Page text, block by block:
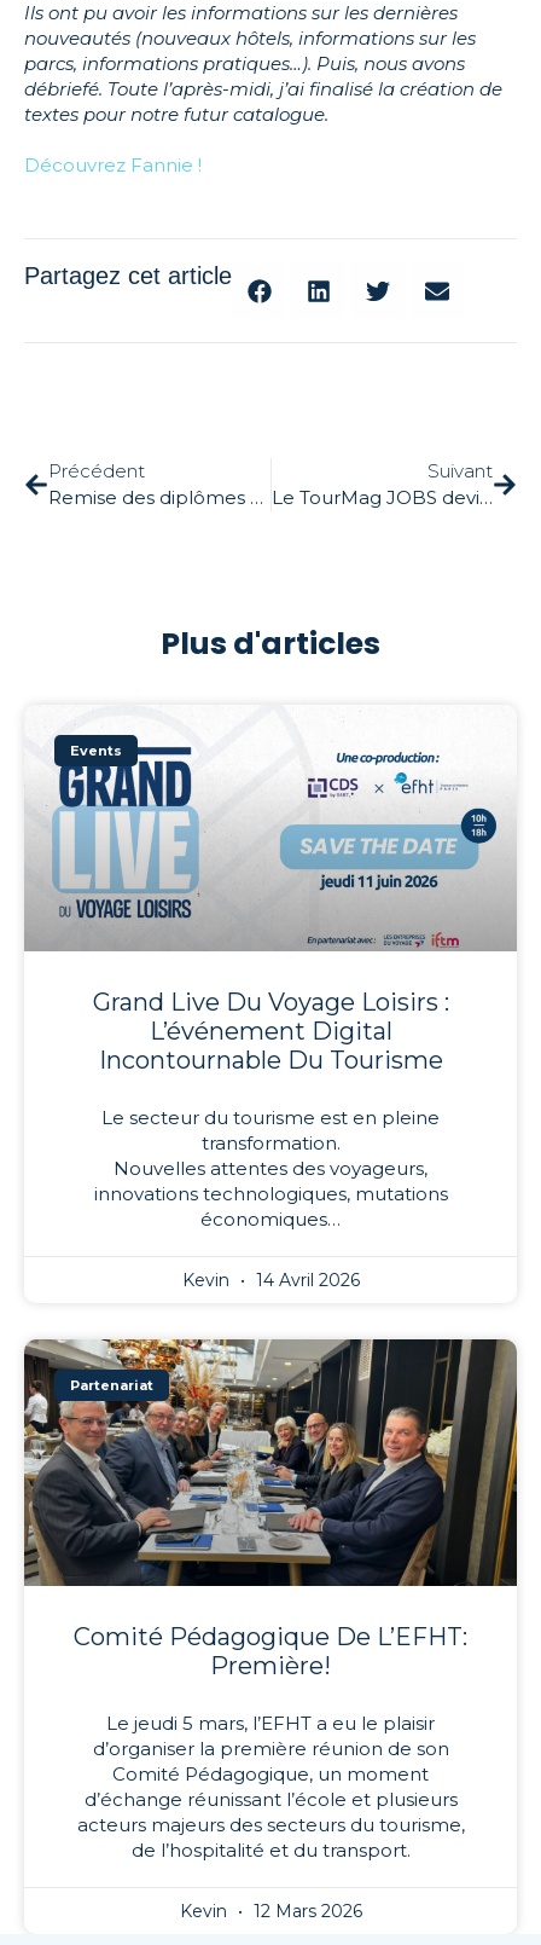
Ils ont pu avoir les informations sur les dernières
nouveautés (nouveaux hôtels, informations sur les
parcs, informations pratiques…). Puis, nous avons
débriefé. Toute l’après-midi, j’ai finalisé la création de
textes pour notre futur catalogue.
Découvrez Fannie !
Partagez cet article
Précédent
Remise des diplômes 2019 EFHT
Suivant
Le TourMag JOBS devient « Welcome to The Travel »
Plus d'articles
Events
Grand Live Du Voyage Loisirs :
L’événement Digital
Incontournable Du Tourisme
Le secteur du tourisme est en pleine
transformation.
Nouvelles attentes des voyageurs,
innovations technologiques, mutations
économiques…
Kevin 14 Avril 2026
Partenariat
Comité Pédagogique De L’EFHT:
Première!
Le jeudi 5 mars, l’EFHT a eu le plaisir
d’organiser la première réunion de son
Comité Pédagogique, un moment
d’échange réunissant l’école et plusieurs
acteurs majeurs des secteurs du tourisme,
de l’hospitalité et du transport.
Kevin 12 Mars 2026